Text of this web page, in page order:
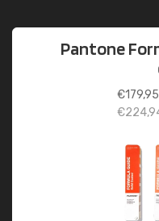
Pantone
€179,95
€